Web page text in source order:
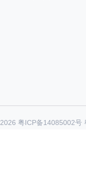
2026 粤ICP备14085002号